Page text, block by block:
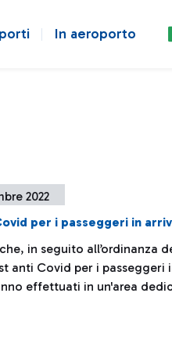
In aeroporto
2022
per i passeggeri in
in seguito all’ordinanza
anti Covid per i passeggeri
effettuati in un'area